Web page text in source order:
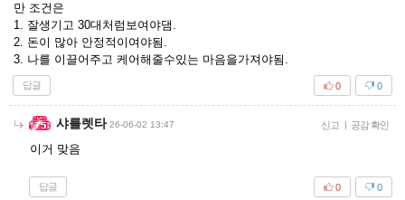
만 조건은
1. 잘생기고 30대처럼보여야댐.
2. 돈이 많아 안정적이여야됨.
3. 나를 이끌어주고 케어해줄수있는 마음을가져야됨.
답글 0
0
샤를렛타 26-06-02 13:47 신고 | 공감 확인
이거 맞음
답글 0
0